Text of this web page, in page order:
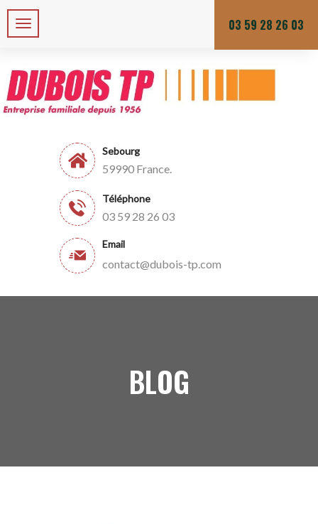
Zone de chalandises ou d’intervention : 25 KM Du lundi au vendredi
Sebourg
59990 France.
Téléphone
03 59 28 26 03
Email
contact@dubois-tp.com
03 59 28 26 03
BLOG